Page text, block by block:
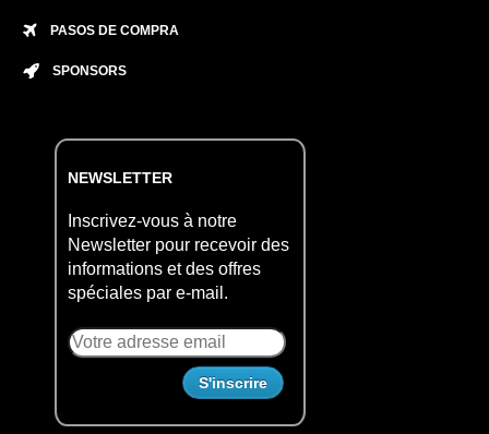
PASOS DE COMPRA
SPONSORS
NEWSLETTER
Inscrivez-vous à notre
Newsletter pour recevoir des
informations et des offres
spéciales par e-mail.